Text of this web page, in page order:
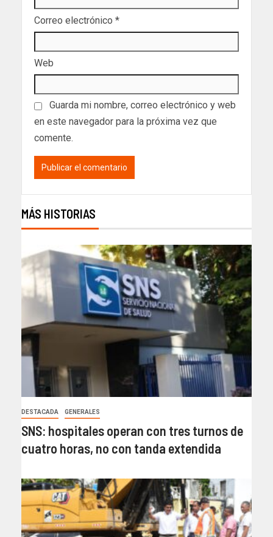
Correo electrónico *
Web
Guarda mi nombre, correo electrónico y web
en este navegador para la próxima vez que
comente.
MÁS HISTORIAS
DESTACADA GENERALES
SNS: hospitales operan con tres turnos de
cuatro horas, no con tanda extendida